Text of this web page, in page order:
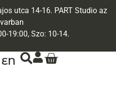
utca 14-16. PART Studio az
19:00, Szo: 10-14.
EN